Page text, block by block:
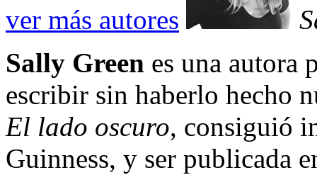
ver más autores
Sally Green es una autora
escribir sin haberlo hecho
El lado oscuro, consiguió
Guinness, y ser publicada